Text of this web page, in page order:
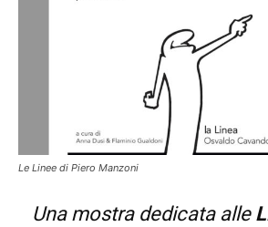
Le Linee di Piero Manzoni
Una mostra dedicata alle